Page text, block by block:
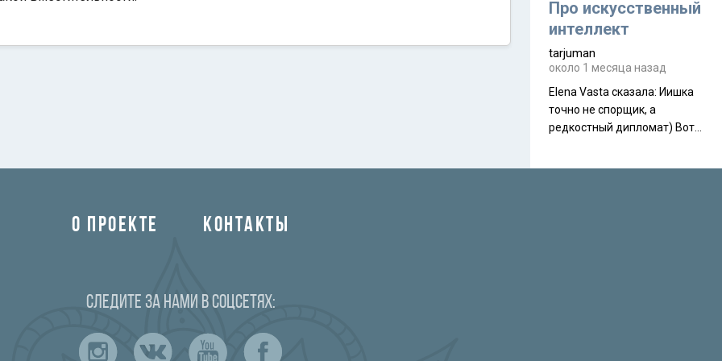
около 845 г. Палатка весит
менее
Про искусственный
интеллект
tarjuman
около 1 месяца назад
Elena Vasta сказалa: Иишка
точно не спорщик, а
редкостный дипломат) Вот,
О ПРОЕКТЕ КОНТАКТЫ
Следите за нами в соцсетях: